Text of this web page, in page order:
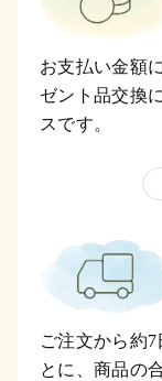
お支払い金額
ゼント品交換
スです。
ご注文から約
とに、商品の